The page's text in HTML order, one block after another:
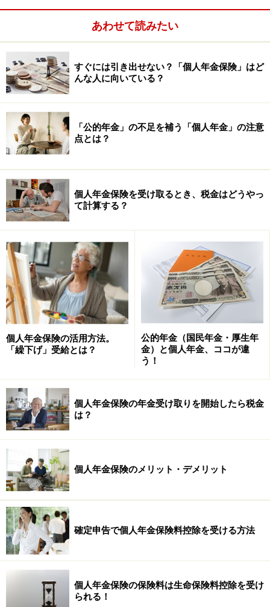
外貨建て個人年金のメリット・デメリットは次のページ
で＞＞＞
※記事内容は執筆時点のものです。最新の内容をご確認くださ
い。
本記事の内容は一般的な情報提供を目的としており、特定の金融
商品や投資行動を推奨するものではありません。
投資や資産運用に関する最終的なご判断はご自身の責任において
行ってください。
掲載情報の正確性・完全性については十分に配慮しております
が、その内容を保証するものではなく、これに基づく損失・損害
最新の情報や詳細については、必ず各金融機関やサービス提供者
の公式情報をご確認ください。
あわせて読みたい
すぐには引き出せない？「個人年金保険」はど
んな人に向いている？
「公的年金」の不足を補う「個人年金」の注意
点とは？
個人年金保険を受け取るとき、税金はどうやっ
て計算する？
個人年金保険の活用方法。
「繰下げ」受給とは？
公的年金（国民年金・厚生年
金）と個人年金、ココが違
う！
個人年金保険の年金受け取りを開始したら税金
は？
個人年金保険のメリット・デメリット
確定申告で個人年金保険料控除を受ける方法
個人年金保険の保険料は生命保険料控除を受け
られる！